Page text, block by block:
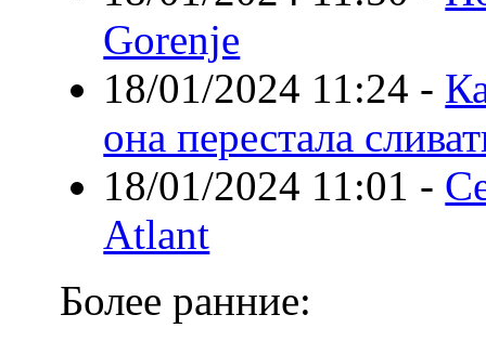
Gorenje
18/01/2024 11:24 -
она перестала
18/01/2024 11:01 -
Atlant
Более ранние: